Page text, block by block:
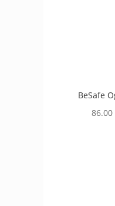
BeSafe
86.00